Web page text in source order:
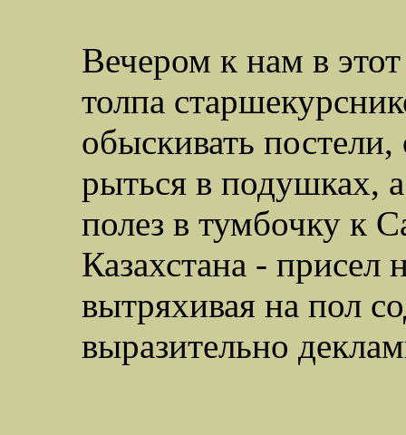
Вечером к нам в
толпа
обыскивать постели,
рыться в
полез в тумбочку к
Казахстана - присел
вытряхивая на пол
выразительно